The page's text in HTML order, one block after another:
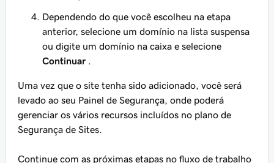
Dependendo do que você escolheu na etapa
anterior, selecione um domínio na lista suspensa
ou digite um domínio na caixa e selecione
Continuar
Uma vez que o site tenha sido adicionado, você será
levado ao seu Painel de Segurança, onde poderá
gerenciar os vários recursos incluídos no plano de
Segurança de Sites.
Continue com as próximas etapas no fluxo de trabalho